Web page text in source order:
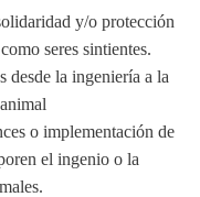
y/o protección
seres sintientes.
desde la ingeniería a la
o implementación de
el ingenio o la